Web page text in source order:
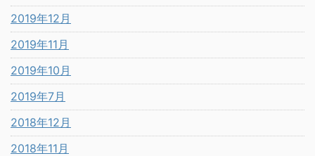
2019年12月
2019年11月
2019年10月
2019年7月
2018年12月
2018年11月